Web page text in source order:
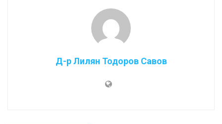
Д-р Лилян Тодоров Савов